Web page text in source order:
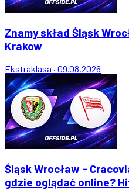
Znamy skład Śląsk
Krakow
Ekstraklasa · 09.08.2026
Śląsk Wrocław -
gdzie oglądać online?